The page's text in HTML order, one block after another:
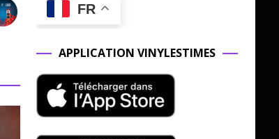
FR
APPLICATION VINYLESTIMES